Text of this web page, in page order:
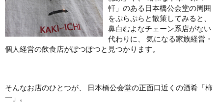
軒」のある日本橋公会堂の周囲
をぷらぷらと散策してみると、
鼻白むよなチェーン系店がない
代わりに、 気になる家族経営・
個人経営の飲食店がぽつぽつと見つかります。
そんなお店のひとつが、 日本橋公会堂の正面口近くの酒肴「柿
一」。